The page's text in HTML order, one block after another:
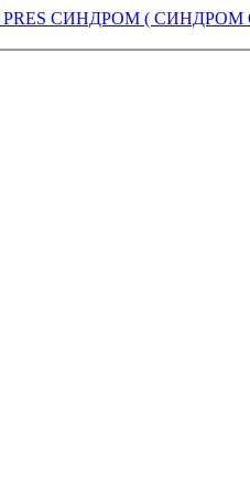
PRES СИНДРОМ (